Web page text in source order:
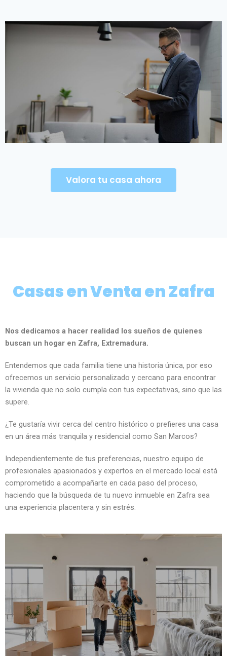
Valora tu casa ahora
Casas en Venta en Zafra
Nos dedicamos a hacer realidad los sueños de quienes
buscan un hogar en Zafra, Extremadura.
Entendemos que cada familia tiene una historia única, por eso
ofrecemos un servicio personalizado y cercano para encontrar
la vivienda que no solo cumpla con tus expectativas, sino que las
supere.
¿Te gustaría vivir cerca del centro histórico o prefieres una casa
en un área más tranquila y residencial como San Marcos?
Independientemente de tus preferencias, nuestro equipo de
profesionales apasionados y expertos en el mercado local está
comprometido a acompañarte en cada paso del proceso,
haciendo que la búsqueda de tu nuevo inmueble en Zafra sea
una experiencia placentera y sin estrés.